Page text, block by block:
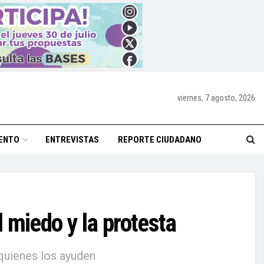
viernes, 7 agosto, 2026
ENTREVISTAS REPORTE CIUDADANO
y la protesta
los ayuden